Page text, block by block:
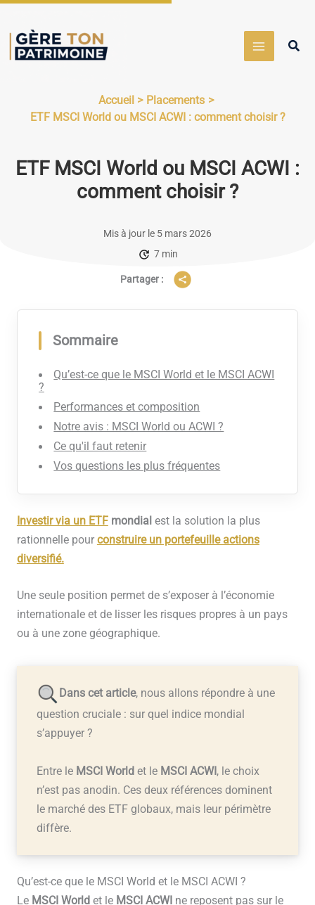
contenu
Accueil
Placements
ETF MSCI World ou MSCI ACWI : comment choisir ?
ETF MSCI World ou MSCI ACWI :
comment choisir ?
Mis à jour le 5 mars 2026
7 min
Partager :
Sommaire
Qu’est-ce que le MSCI World et le MSCI ACWI
?
Performances et composition
Notre avis : MSCI World ou ACWI ?
Ce qu'il faut retenir
Vos questions les plus fréquentes
Investir via un ETFmondial est la solution la plus
rationnelle pour construire un portefeuille actions
diversifié.
Une seule position permet de s’exposer à l’économie
internationale et de lisser les risques propres à un pays
ou à une zone géographique.
Dans cet article, nous allons répondre à une
question cruciale : sur quel indice mondial
s’appuyer ?
Entre le MSCI World et le MSCI ACWI , le choix
n’est pas anodin. Ces deux références dominent
le marché des ETF globaux, mais leur périmètre
diffère.
Qu’est-ce que le MSCI World et le MSCI ACWI ?
Le MSCI World et le MSCI ACWI ne reposent pas sur le